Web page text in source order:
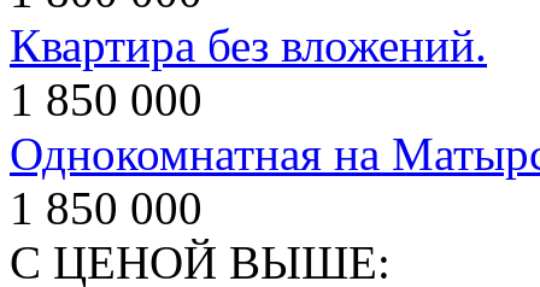
Квартира без вложений.
1 850 000
Однокомнатная на
1 850 000
С ЦЕНОЙ ВЫШЕ: